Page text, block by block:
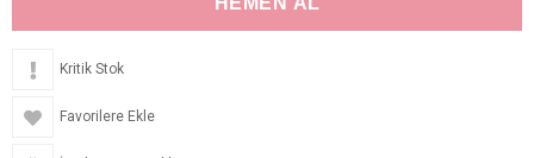
Kritik Stok
Favorilere Ekle